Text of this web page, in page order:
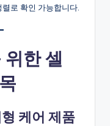
로 확인 가능합니다.
한 셀
케어 제품